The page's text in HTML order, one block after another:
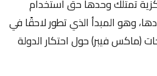
تمتلك وحدها حق استخدام
وهو المبدأ الذي تطور لاحقًا في
(ماكس فيبر) حول احتكار الدولة